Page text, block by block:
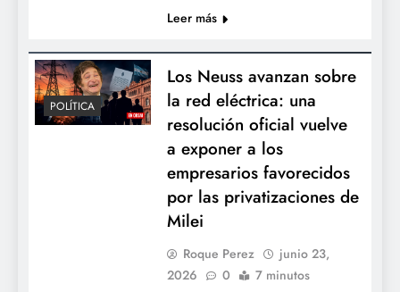
Leer más
POLÍTICA
Los Neuss avanzan sobre
la red eléctrica: una
resolución oficial vuelve
a exponer a los
empresarios favorecidos
por las privatizaciones de
Milei
Roque Perez
junio 23,
2026
0 7 minutos